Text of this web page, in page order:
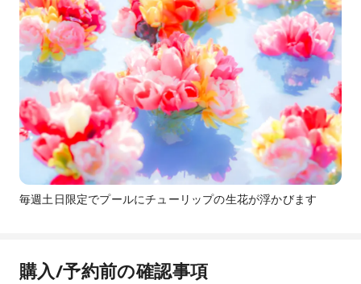
毎週土日限定でプールにチューリップの生花が浮かびます
購入/予約前の確認事項